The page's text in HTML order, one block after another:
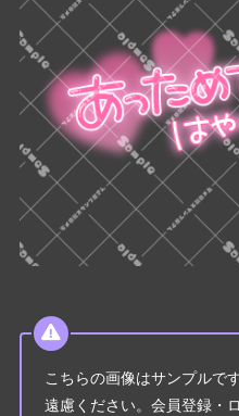
こちらの画像はサンプルで
遠慮ください。会員登録・